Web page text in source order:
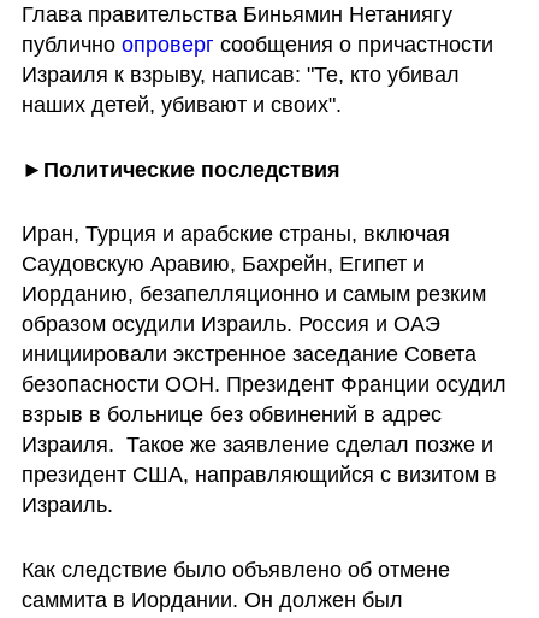
Глава правительства Биньямин Нетаниягу
публично опроверг сообщения о причастности
Израиля к взрыву, написав: "Те, кто убивал
наших детей, убивают и своих".
►Политические последствия
Иран, Турция и арабские страны, включая
Саудовскую Аравию, Бахрейн, Египет и
Иорданию, безапелляционно и самым резким
образом осудили Израиль. Россия и ОАЭ
инициировали экстренное заседание Совета
безопасности ООН. Президент Франции осудил
взрыв в больнице без обвинений в адрес
Израиля.  Такое же заявление сделал позже и
президент США, направляющийся с визитом в
Израиль.
Как следствие было объявлено об отмене
саммита в Иордании. Он должен был